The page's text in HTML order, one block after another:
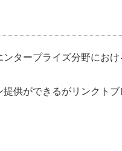
タープライズ分野にお
供ができるがリンクトブ